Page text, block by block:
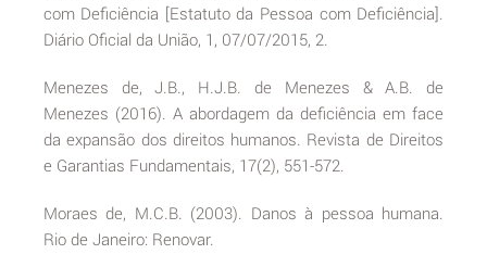
com Deficiência [Estatuto da Pessoa com Deficiência].
Diário Oficial da União, 1, 07/07/2015, 2.
Menezes de, J.B., H.J.B. de Menezes & A.B. de
Menezes (2016). A abordagem da deficiência em face
da expansão dos direitos humanos. Revista de Direitos
e Garantias Fundamentais, 17(2), 551-572.
Moraes de, M.C.B. (2003). Danos à pessoa humana.
Rio de Janeiro: Renovar.